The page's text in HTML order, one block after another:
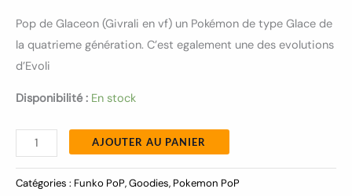
Pop de Glaceon (Givrali en vf) un Pokémon de type Glace de
la quatrieme génération. C’est egalement une des evolutions
d’Evoli
Disponibilité : En stock
AJOUTER AU PANIER
Catégories : Funko PoP,Goodies, Pokemon PoP